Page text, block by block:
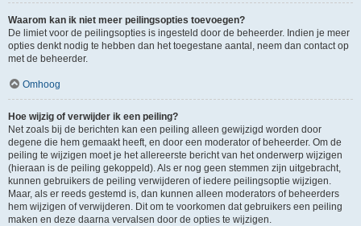
Waarom kan ik niet meer peilingsopties toevoegen?
De limiet voor de peilingsopties is ingesteld door de beheerder. Indien je meer
opties denkt nodig te hebben dan het toegestane aantal, neem dan contact op
met de beheerder.
Omhoog
Hoe wijzig of verwijder ik een peiling?
Net zoals bij de berichten kan een peiling alleen gewijzigd worden door
degene die hem gemaakt heeft, en door een moderator of beheerder. Om de
peiling te wijzigen moet je het allereerste bericht van het onderwerp wijzigen
(hieraan is de peiling gekoppeld). Als er nog geen stemmen zijn uitgebracht,
kunnen gebruikers de peiling verwijderen of iedere peilingsoptie wijzigen.
Maar, als er reeds gestemd is, dan kunnen alleen moderators of beheerders
hem wijzigen of verwijderen. Dit om te voorkomen dat gebruikers een peiling
maken en deze daarna vervalsen door de opties te wijzigen.